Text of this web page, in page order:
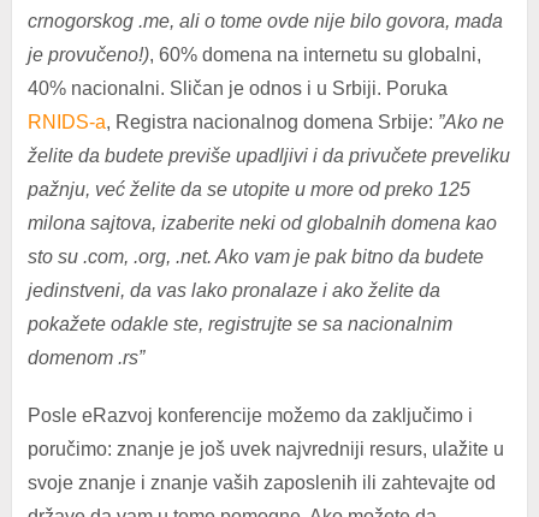
crnogorskog .me, ali o tome ovde nije bilo govora, mada
je provučeno!), 60% domena na internetu su globalni,
40% nacionalni. Sličan je odnos i u Srbiji. Poruka
RNIDS-a, Registra nacionalnog domena Srbije: ”Ako ne
želite da budete previše upadljivi i da privučete preveliku
pažnju, već želite da se utopite u more od preko 125
milona sajtova, izaberite neki od globalnih domena kao
sto su .com, .org, .net. Ako vam je pak bitno da budete
jedinstveni, da vas lako pronalaze i ako želite da
pokažete odakle ste, registrujte se sa nacionalnim
domenom .rs”
Posle eRazvoj konferencije možemo da zaključimo i
poručimo: znanje je još uvek najvredniji resurs, ulažite u
svoje znanje i znanje vaših zaposlenih ili zahtevajte od